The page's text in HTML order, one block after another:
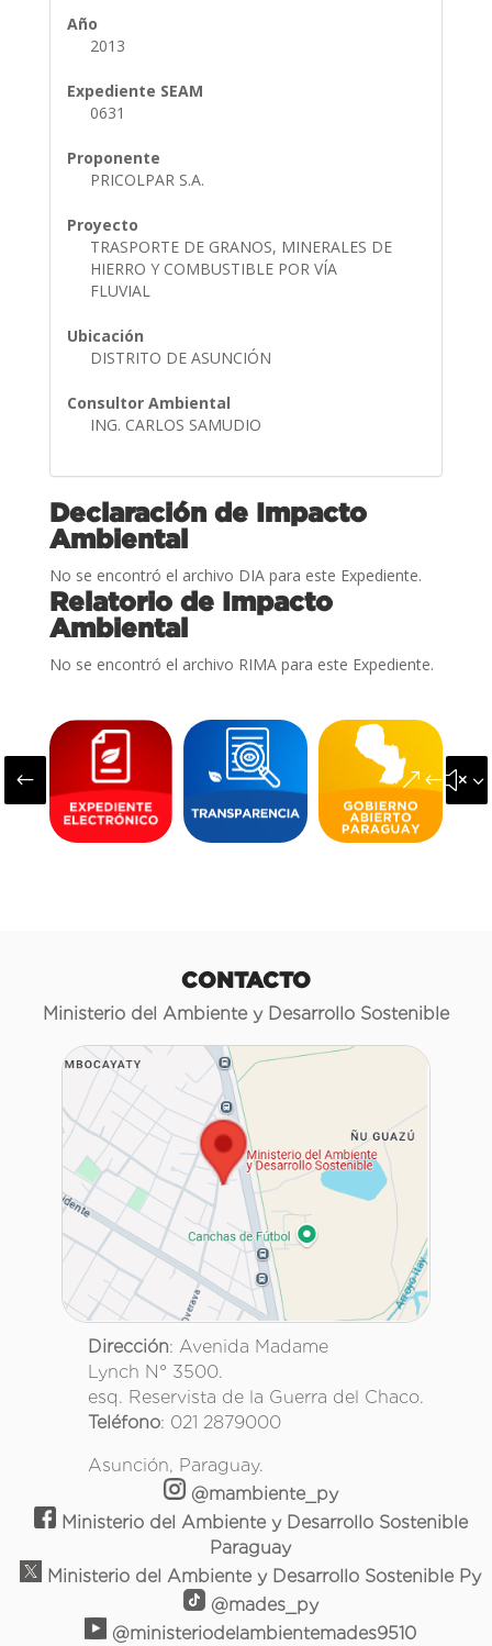
Año
2013
Expediente SEAM
0631
Proponente
PRICOLPAR S.A.
Proyecto
TRASPORTE DE GRANOS, MINERALES DE
HIERRO Y COMBUSTIBLE POR VÍA
FLUVIAL
Ubicación
DISTRITO DE ASUNCIÓN
Consultor Ambiental
ING. CARLOS SAMUDIO
Declaración de Impacto
Ambiental
No se encontró el archivo DIA para este Expediente.
Relatorio de Impacto
Ambiental
No se encontró el archivo RIMA para este Expediente.
#
CONTACTO
Ministerio del Ambiente y Desarrollo Sostenible
Dirección: Avenida Madame
Lynch N° 3500.
esq. Reservista de la Guerra del Chaco.
Teléfono: 021 2879000
Asunción, Paraguay.
@mambiente_py
Ministerio del Ambiente y Desarrollo Sostenible
Paraguay
Ministerio del Ambiente y Desarrollo Sostenible Py
@mades_py
@ministeriodelambientemades9510